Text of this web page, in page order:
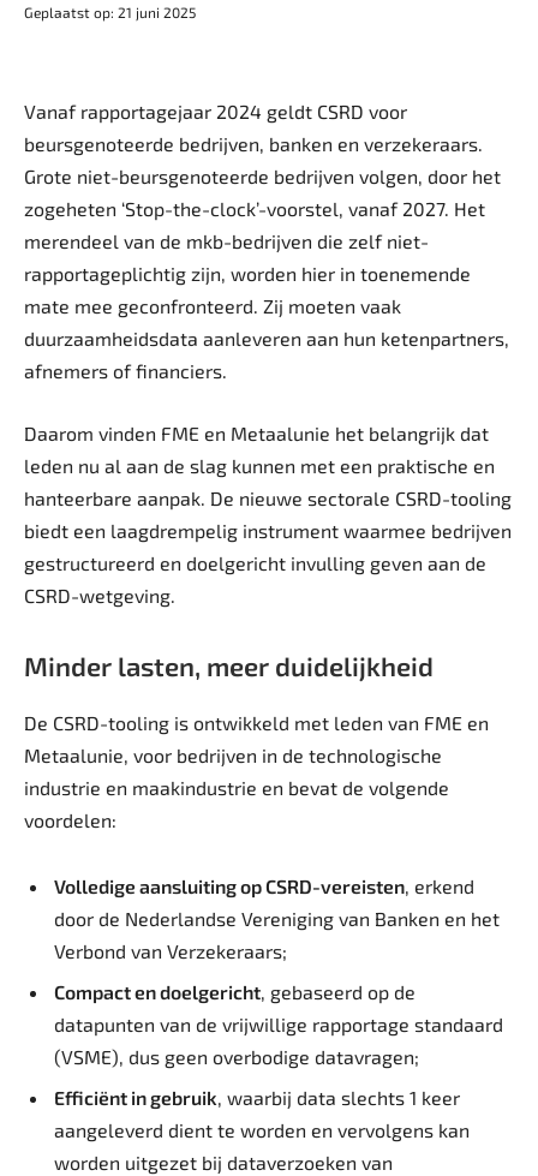
Geplaatst op: 21 juni 2025
Vanaf rapportagejaar 2024 geldt CSRD voor
beursgenoteerde bedrijven, banken en verzekeraars.
Grote niet-beursgenoteerde bedrijven volgen, door het
zogeheten ‘Stop-the-clock’-voorstel, vanaf 2027. Het
merendeel van de mkb-bedrijven die zelf niet-
rapportageplichtig zijn, worden hier in toenemende
mate mee geconfronteerd. Zij moeten vaak
duurzaamheidsdata aanleveren aan hun ketenpartners,
afnemers of financiers.
Daarom vinden FME en Metaalunie het belangrijk dat
leden nu al aan de slag kunnen met een praktische en
hanteerbare aanpak. De nieuwe sectorale CSRD-tooling
biedt een laagdrempelig instrument waarmee bedrijven
gestructureerd en doelgericht invulling geven aan de
CSRD-wetgeving.
Minder lasten, meer duidelijkheid
De CSRD-tooling is ontwikkeld met leden van FME en
Metaalunie, voor bedrijven in de technologische
industrie en maakindustrie en bevat de volgende
voordelen:
Volledige aansluiting op CSRD-vereisten, erkend
door de Nederlandse Vereniging van Banken en het
Verbond van Verzekeraars;
Compact en doelgericht, gebaseerd op de
datapunten van de vrijwillige rapportage standaard
(VSME), dus geen overbodige datavragen;
Efficiënt in gebruik, waarbij data slechts 1 keer
aangeleverd dient te worden en vervolgens kan
worden uitgezet bij dataverzoeken van